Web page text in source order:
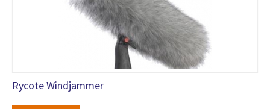
Rycote Windjammer